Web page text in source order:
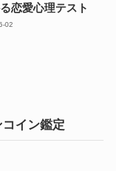
恋愛心理テスト
02
イン鑑定